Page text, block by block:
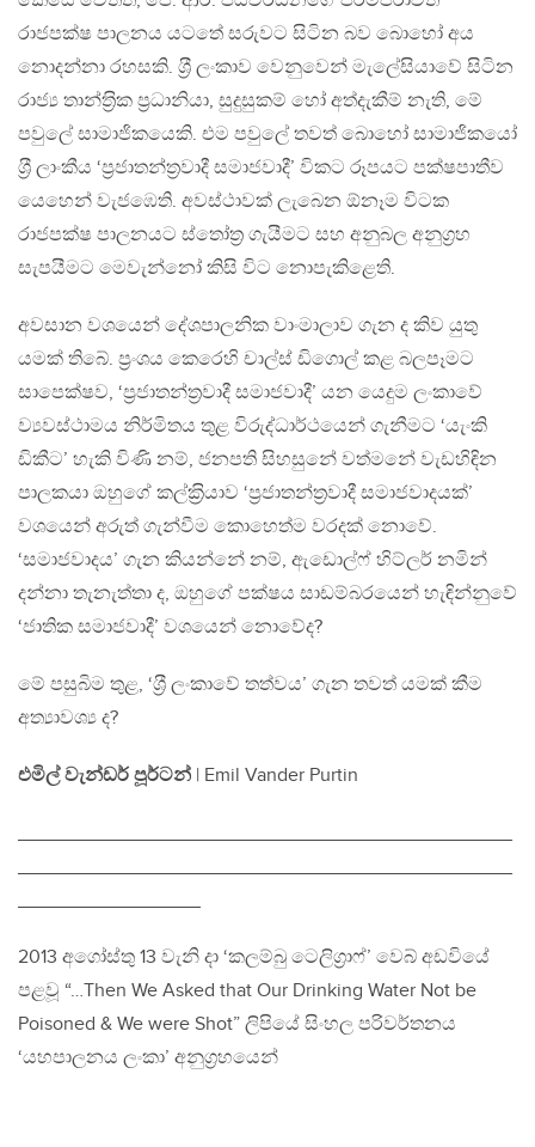
රාජපක්ෂ පාලනය යටතේ සරුවට සිටින බව බොහෝ අය
නොදන්නා රහසකි. ශ‍්‍රී ලංකාව වෙනුවෙන් මැලේසියාවේ සිටින
රාජ්‍ය තාන්ත‍්‍රික ප‍්‍රධානියා, සුදුසුකම් හෝ අත්දැකීම් නැති, මේ
පවුලේ සාමාජිකයෙකි. එම පවුලේ තවත් බොහෝ සාමාජිකයෝ
ශ‍්‍රී ලාංකීය ‘ප‍්‍රජාතන්ත‍්‍රවාදී සමාජවාදී’ විකට රූපයට පක්ෂපාතීව
යෙහෙන් වැජඹෙති. අවස්ථාවක් ලැබෙන ඕනෑම විටක
රාජපක්ෂ පාලනයට ස්තෝත‍්‍ර ගැයීමට සහ අනුබල අනුග‍්‍රහ
සැපයීමට මෙවැන්නෝ කිසි විට නොපැකිළෙති.
අවසාන වශයෙන් දේශපාලනික වාංමාලාව ගැන ද කිව යුතු
යමක් තිබේ. ප‍්‍රංශය කෙරෙහි චාල්ස් ඩිගොල් කළ බලපෑමට
සාපෙක්ෂව, ‘ප‍්‍රජාතන්ත‍්‍රවාදී සමාජවාදී’ යන යෙදුම ලංකාවේ
ව්‍යවස්ථාමය නිර්මිතය තුළ විරුද්ධාර්ථයෙන් ගැනීමට ‘යැංකි
ඩිකීට’ හැකි විණි නම්, ජනපති සිහසුනේ වත්මනේ වැඩහිඳින
පාලකයා ඔහුගේ කල්ක‍්‍රියාව ‘ප‍්‍රජාතන්ත‍්‍රවාදී සමාජවාදයක්’
වශයෙන් අරුත් ගැන්වීම කොහෙත්ම වරදක් නොවේ.
‘සමාජවාදය’ ගැන කියන්නේ නම්, ඇඩොල්ෆ් හිට්ලර් නමින්
දන්නා තැනැත්තා ද, ඔහුගේ පක්ෂය සාඩම්බරයෙන් හැඳින්නුවේ
‘ජාතික සමාජවාදී’ වශයෙන් නොවේද?
මේ පසුබිම තුළ, ‘ශ‍්‍රී ලංකාවේ තත්වය’ ගැන තවත් යමක් කීම
අත්‍යාවශ්‍ය ද?
එමිල් වැන්ඩර් පූර්ටන් | Emil Vander Purtin
2013 අගෝස්තු 13 වැනි දා ‘කලම්බු ටෙලිග‍්‍රාෆ්’ වෙබ් අඩවියේ
පළවූ “…Then We Asked that Our Drinking Water Not be
Poisoned & We were Shot” ලිපියේ සිංහල පරිවර්තනය
‘යහපාලනය ලංකා’ අනුග‍්‍රහයෙන්